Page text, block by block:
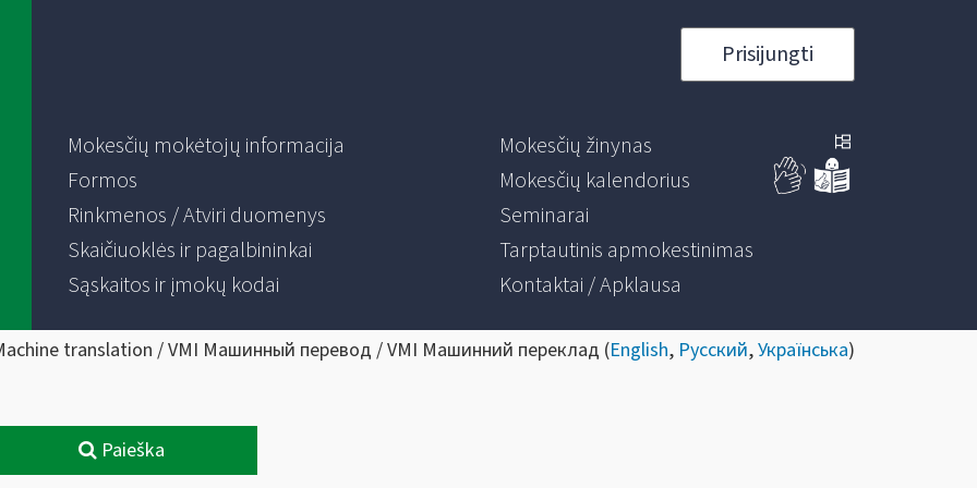
Prisijungti
Mokesčių mokėtojų informacija
Formos
Rinkmenos / Atviri duomenys
Skaičiuoklės ir pagalbininkai
Sąskaitos ir įmokų kodai
Mokesčių žinynas
Mokesčių kalendorius
Seminarai
Tarptautinis apmokestinimas
Kontaktai / Apklausa
translation / VMI Машинный перевод / VMI Машинний переклад (English, Русский,Українська)
Paieška